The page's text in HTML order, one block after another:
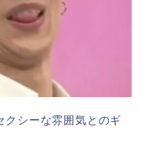
クシーな雰囲気とのギ